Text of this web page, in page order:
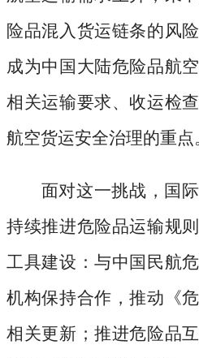
险品混入货运链条的风
成为中国大陆危险品航
相关运输要求、收运检
航空货运安全治理的重点
面对这一挑战，国
持续推进危险品运输规
工具建设：与中国民航
机构保持合作，推动《
相关更新；推进危险品